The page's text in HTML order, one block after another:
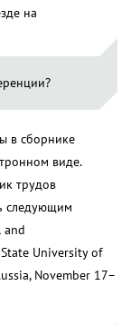
на
в сборнике
виде.
трудов
следующим
and
State University of
November 17–